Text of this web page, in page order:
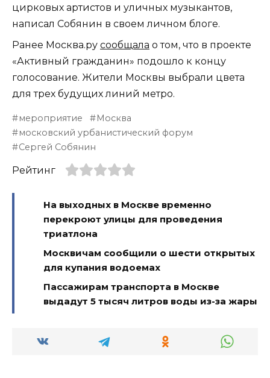
цирковых артистов и уличных музыкантов,
написал Собянин в своем личном блоге.
Ранее Москва.ру сообщала о том, что в проекте
«Активный гражданин» подошло к концу
голосование. Жители Москвы выбрали цвета
для трех будущих линий метро.
мероприятие
Москва
московский урбанистический форум
Сергей Собянин
Рейтинг
На выходных в Москве временно
перекроют улицы для проведения
триатлона
Москвичам сообщили о шести открытых
для купания водоемах
Пассажирам транспорта в Москве
выдадут 5 тысяч литров воды из-за жары